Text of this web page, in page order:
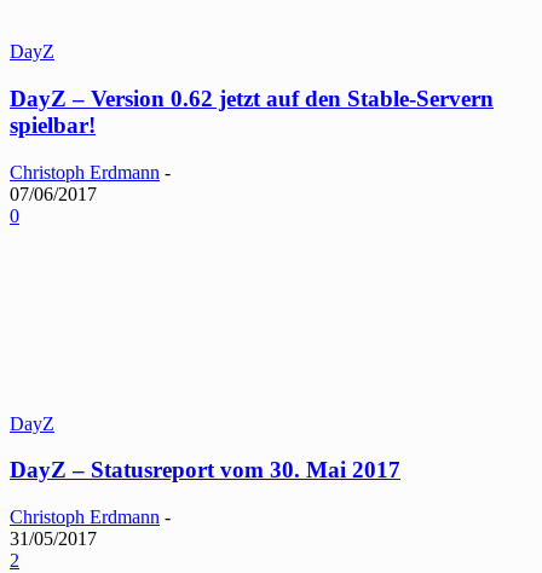
DayZ
DayZ – Version 0.62 jetzt auf den Stable-Servern
spielbar!
Christoph Erdmann -
07/06/2017
0
DayZ
DayZ – Statusreport vom 30. Mai 2017
Christoph Erdmann -
31/05/2017
2